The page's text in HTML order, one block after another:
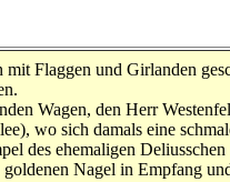
Flaggen und Girlanden
Wagen, den Herr
wo sich damals eine
des ehemaligen
Nagel in Empfang